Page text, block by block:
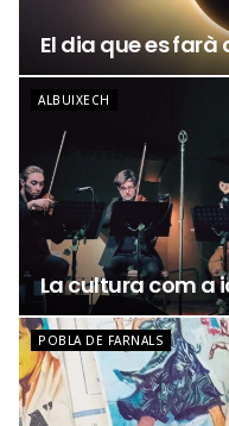
El dia que es farà
ALBUIXECH
La cultura com a
POBLA DE FARNALS